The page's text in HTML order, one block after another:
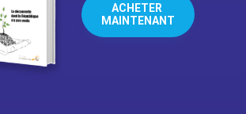
ACHETER
MAINTENANT